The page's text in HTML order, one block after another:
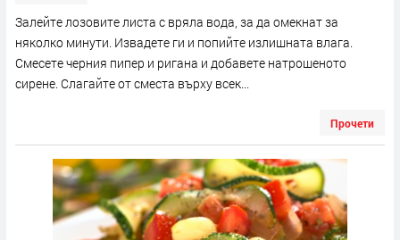
Залейте лозовите листа с вряла вода, за да омекнат за
няколко минути. Извадете ги и попийте излишната влага.
Смесете черния пипер и ригана и добавете натрошеното
сирене. Слагайте от сместа върху всек...
Прочети